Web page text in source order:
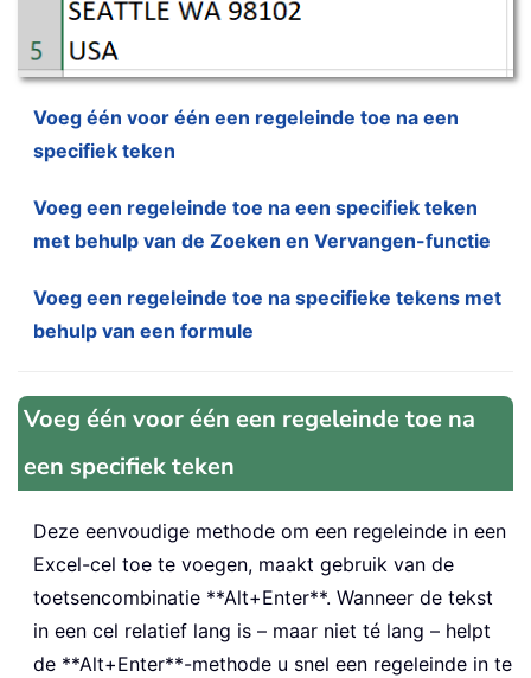
Voeg één voor één een regeleinde toe na een
specifiek teken
Voeg een regeleinde toe na een specifiek teken
met behulp van de Zoeken en Vervangen-functie
Voeg een regeleinde toe na specifieke tekens met
behulp van een formule
Voeg één voor één een regeleinde toe na
een specifiek teken
Deze eenvoudige methode om een regeleinde in een
Excel-cel toe te voegen, maakt gebruik van de
toetsencombinatie **Alt+Enter**. Wanneer de tekst
in een cel relatief lang is – maar niet té lang – helpt
de **Alt+Enter**-methode u snel een regeleinde in te